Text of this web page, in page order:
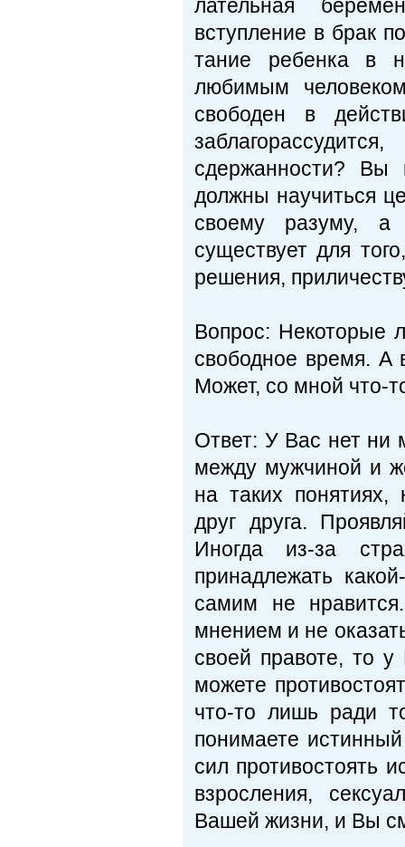
лательная
вступление в брак
тание ребенка в
любимым
свобо­ден в
сдержанности?
должны научиться
своему разу­му,
существует для
решения,
Вопрос: Некоторые
свободное время. А
Может, со мной что-
Ответ: У Вас нет ни
между мужчи­ной и
на таких понятиях,
друг друга.
Иногда из-за
принадлежать
самим не
мнением и не
своей правоте, то
можете
что-то лишь ради
понимаете
сил про­тивостоять
взросления,
Вашей жиз­ни, и Вы